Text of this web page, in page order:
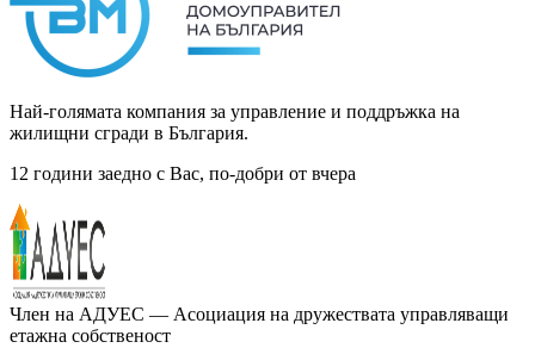
Най-голямата компания за управление и поддръжка на
жилищни сгради в България.
12 години заедно с Вас, по-добри от вчера
Член на АДУЕС — Асоциация на дружествата управляващи
етажна собственост